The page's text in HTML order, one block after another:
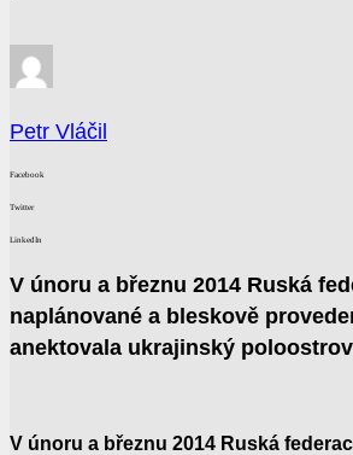
Petr Vláčil
Facebook
Twitter
LinkedIn
V únoru a březnu 2014 Ruská
naplánované a bleskově
anektovala ukrajinský
V únoru a březnu 2014 Ruská